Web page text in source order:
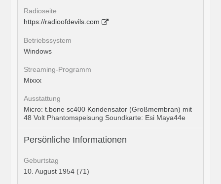
Radioseite
https://radioofdevils.com
Betriebssystem
Windows
Streaming-Programm
Mixxx
Ausstattung
Micro: t.bone sc400 Kondensator (Großmembran) mit
48 Volt Phantomspeisung Soundkarte: Esi Maya44e
Persönliche Informationen
Geburtstag
10. August 1954 (71)